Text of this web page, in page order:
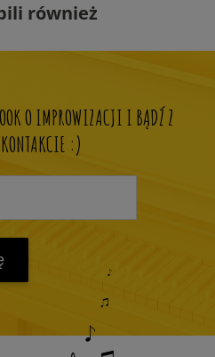
również
O IMPROWIZACJI I BĄDŹ Z
:)